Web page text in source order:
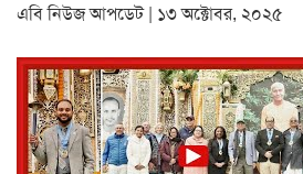
এবি নিউজ আপডেট | ১৩ অক্টোবর, ২০২৫